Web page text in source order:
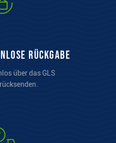
Rückgabe
über das GLS